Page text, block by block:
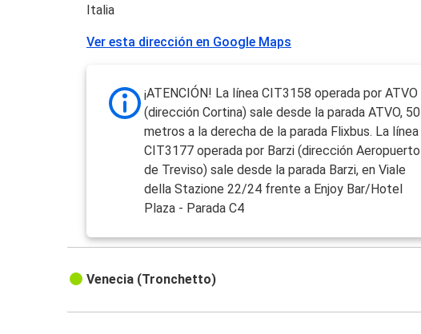
Italia
Ver esta dirección en Google Maps
¡ATENCIÓN! La línea CIT3158 operada por ATVO
(dirección Cortina) sale desde la parada ATVO, 50
metros a la derecha de la parada Flixbus. La línea
CIT3177 operada por Barzi (dirección Aeropuerto
de Treviso) sale desde la parada Barzi, en Viale
della Stazione 22/24 frente a Enjoy Bar/Hotel
Plaza - Parada C4
Venecia (Tronchetto)